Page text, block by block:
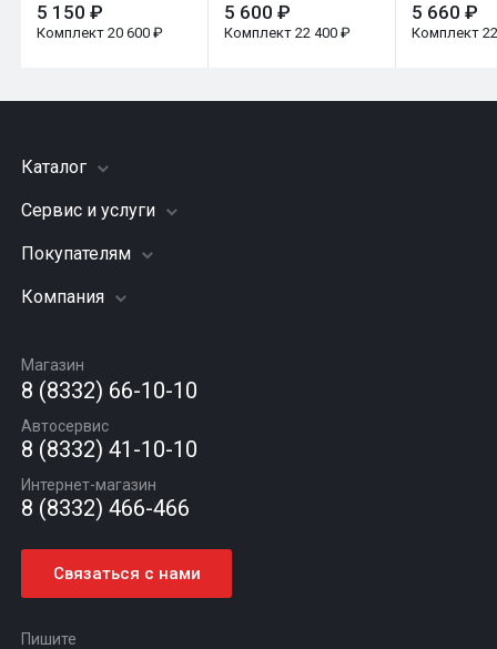
5 150 ₽
Комплект 20 600 ₽
5 600 ₽
Комплект 22 400 ₽
5 660 ₽
Комплект
Каталог
Шины
Грузовые шины
Диски
Автомасла
Сервис и услуги
Заправка кондиционера
Подвеска (ходовая часть)
Шиномонтаж
Покупателям
Акции
Гарантии и возврат
Компания
Вакансии
Новости
Статьи
Контакты
Магазин
8 (8332) 66-10-10
Автосервис
8 (8332) 41-10-10
Интернет-магазин
8 (8332) 466-466
Связаться с нами
Пишите